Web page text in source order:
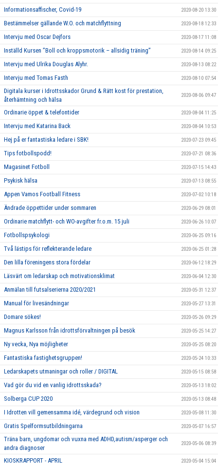
Informationsaffischer, Covid-19 2020-08-20 13:30
Bestämmelser gällande W.O. och matchflyttning 2020-08-18 12:33
Intervju med Oscar Dejfors 2020-08-17 11:08
Inställd Kursen ”Boll och kroppsmotorik – allsidig träning” 2020-08-14 09:25
Intervju med Ulrika Douglas Alyhr. 2020-08-13 08:22
Intervju med Tomas Fasth 2020-08-10 07:54
Digitala kurser i Idrottsskador Grund & Rätt kost för prestation,
återhämtning och hälsa
2020-08-06 09:47
Ordinarie öppet & telefontider 2020-08-04 11:25
Intervju med Katarina Back 2020-08-04 10:53
Hej på er fantastiska ledare i SBK! 2020-07-23 09:45
Tips fotbollspodd! 2020-07-21 08:36
Magasinet Fotboll 2020-07-15 14:43
Psykisk hälsa 2020-07-13 08:55
Appen Vamos Football Fitness 2020-07-02 10:18
Ändrade öppettider under sommaren 2020-06-29 08:01
Ordinarie matchflytt- och WO-avgifter fr.o.m. 15 juli 2020-06-26 10:07
Fotbollspsykologi 2020-06-25 09:16
Två lästips för reflekterande ledare 2020-06-25 01:28
Den lilla föreningens stora fördelar 2020-06-12 18:29
Läsvärt om ledarskap och motivationsklimat 2020-06-04 12:30
Anmälan till futsalserierna 2020/2021 2020-05-31 12:37
Manual för livesändningar 2020-05-27 13:31
Domare sökes! 2020-05-26 09:29
Magnus Karlsson från idrottsförvaltningen på besök 2020-05-25 14:27
Ny vecka, Nya möjligheter 2020-05-25 08:20
Fantastiska fastighetsgruppen! 2020-05-24 10:33
Ledarskapets utmaningar och roller / DIGITAL 2020-05-15 08:58
Vad gör du vid en vanlig idrottsskada? 2020-05-13 18:02
Solberga CUP 2020 2020-05-13 08:48
I Idrotten vill gemensamma idé, värdegrund och vision 2020-05-08 11:30
Gratis Spelformsutbildningarna 2020-05-07 16:57
Träna barn, ungdomar och vuxna med ADHD,autism/asperger och
andra diagnoser
2020-05-06 08:39
KIOSKRAPPORT - APRIL 2020-05-04 15:04